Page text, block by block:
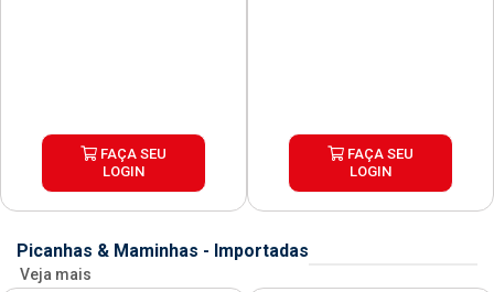
FAÇA SEU
LOGIN
FAÇA SEU
LOGIN
Picanhas & Maminhas - Importadas
Veja mais